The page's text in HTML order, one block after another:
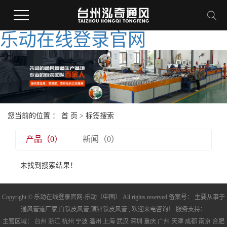
乐动在线登录官网
您当前的位置 ： 首 页 > 标签搜索
产品（0） 新闻（0）
未找到搜索结果！
Copyright © 乐动在线登录官网-乐动（中国） All rights reserved 备案号： 主要从事于
通风管道厂家, 白铁皮风管,镀锌铁皮风管 , 欢迎来电咨询！ 服务支持：
主营区域： 台州 浙江 杭州 宁波 温州 上海 武汉 深圳 重庆 广州 天津 成都 南京 合肥